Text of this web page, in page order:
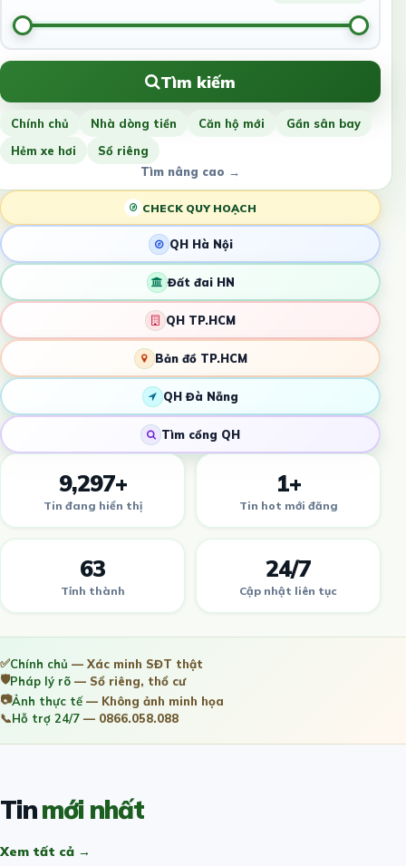
Tìm kiếm
Chính chủ Nhà dòng tiền Căn hộ mới
Gần sân bay
Hẻm xe hơi
Sổ riêng
Tìm nâng cao →
CHECK QUY HOẠCH
QH Hà Nội
Đất đai HN
QH TP.HCM
Bản đồ TP.HCM
QH Đà Nẵng
Tìm cổng QH
9,297+
Tin đang hiển thị
1+
Tin hot mới đăng
63
Tỉnh thành
24/7
Cập nhật liên tục
✅Chính chủ — Xác minh SĐT thật
🛡️Pháp lý rõ — Sổ riêng, thổ cư
📷Ảnh thực tế— Không ảnh minh họa
📞Hỗ trợ 24/7 — 0866.058.088
Tinmới nhất
Xem tất cả →